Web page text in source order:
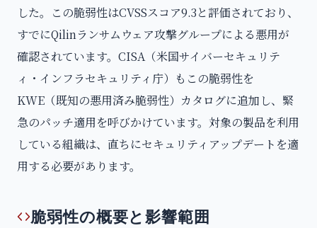
した。この脆弱性はCVSSスコア9.3と評価されており、
すでにQilinランサムウェア攻撃グループによる悪用が
確認されています。CISA（米国サイバーセキュリテ
ィ・インフラセキュリティ庁）もこの脆弱性を
KWE（既知の悪用済み脆弱性）カタログに追加し、緊
急のパッチ適用を呼びかけています。対象の製品を利用
している組織は、直ちにセキュリティアップデートを適
用する必要があります。
脆弱性の概要と影響範囲